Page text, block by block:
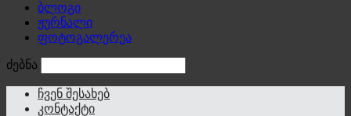
ბლოგი
ჟურნალი
ფოტოგალერეა
ძებნა
ჩვენ შესახებ
კონტაქტი